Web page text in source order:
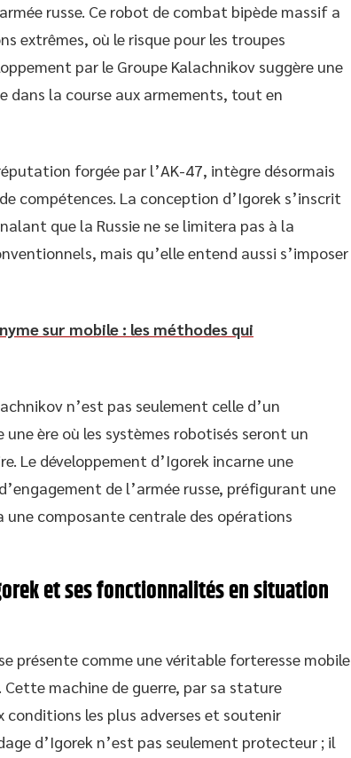
russe. Ce robot de combat bipède massif a
extrêmes, où le risque pour les troupes
par le Groupe Kalachnikov suggère une
dans la course aux armements, tout en
forgée par l’AK-47, intègre désormais
compétences. La conception d’Igorek s’inscrit
que la Russie ne se limitera pas à la
mais qu’elle entend aussi s’imposer
sur mobile : les méthodes qui
n’est pas seulement celle d’un
ère où les systèmes robotisés seront un
Le développement d’Igorek incarne une
de l’armée russe, préfigurant une
composante centrale des opérations
et ses fonctionnalités en situation
présente comme une véritable forteresse mobile
. Cette machine de guerre, par sa stature
conditions les plus adverses et soutenir
d’Igorek n’est pas seulement protecteur ; il